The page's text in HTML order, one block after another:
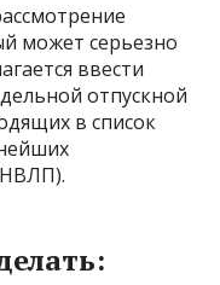
может серьезно
ввести
отпускной
в список